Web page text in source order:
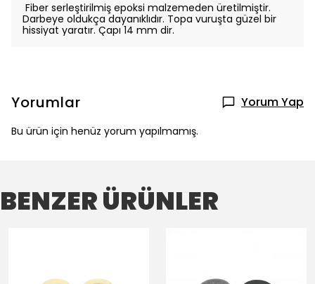
Fiber serleştirilmiş epoksi malzemeden üretilmiştir.
Darbeye oldukça dayanıklıdır. Topa vuruşta güzel bir
hissiyat yaratır. Çapı 14 mm dir.
Yorumlar Yorum Yap
Bu ürün için henüz yorum yapılmamış.
BENZER ÜRÜNLER